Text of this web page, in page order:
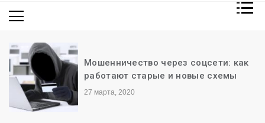
Мошенничество через соцсети: как
работают старые и новые схемы
27 марта, 2020